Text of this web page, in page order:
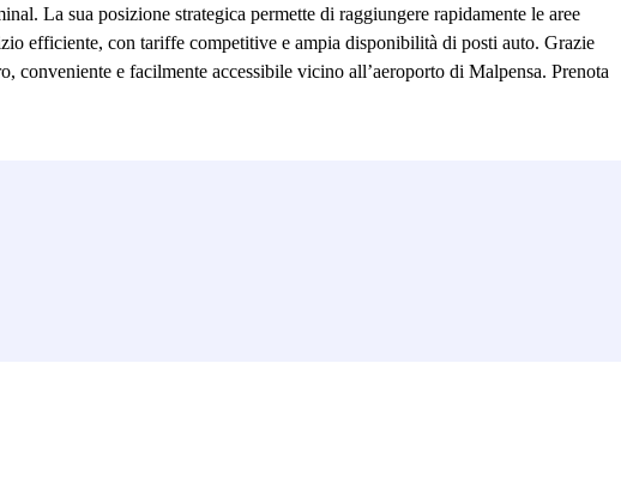
La sua posizione strategica permette di raggiungere rapidamente le aree
efficiente, con tariffe competitive e ampia disponibilità di posti auto. Grazie
e facilmente accessibile vicino all’aeroporto di Malpensa. Prenota